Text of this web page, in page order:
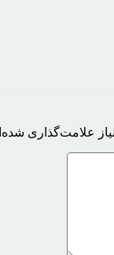
علامت‌گذاری